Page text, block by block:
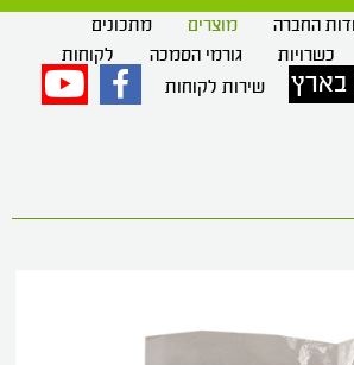
החברה מוצרים
מתכונים
כשרויות גורמי הסמכה
לקוחות
שירות לקוחות פייסבוק